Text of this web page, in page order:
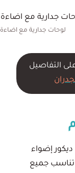
لوحات جدارية مع اضاءة
التفاصيل
إضواء
تناسب جميع